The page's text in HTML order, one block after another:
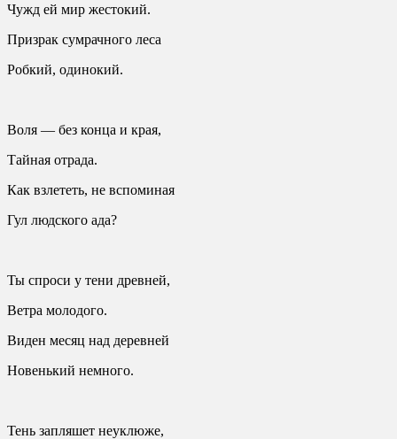
Чужд ей мир жестокий.
Призрак сумрачного леса
Робкий, одинокий.
Воля — без конца и края,
Тайная отрада.
Как взлететь, не вспоминая
Гул людского ада?
Ты спроси у тени древней,
Ветра молодого.
Виден месяц над деревней
Новенький немного.
Тень запляшет неуклюже,